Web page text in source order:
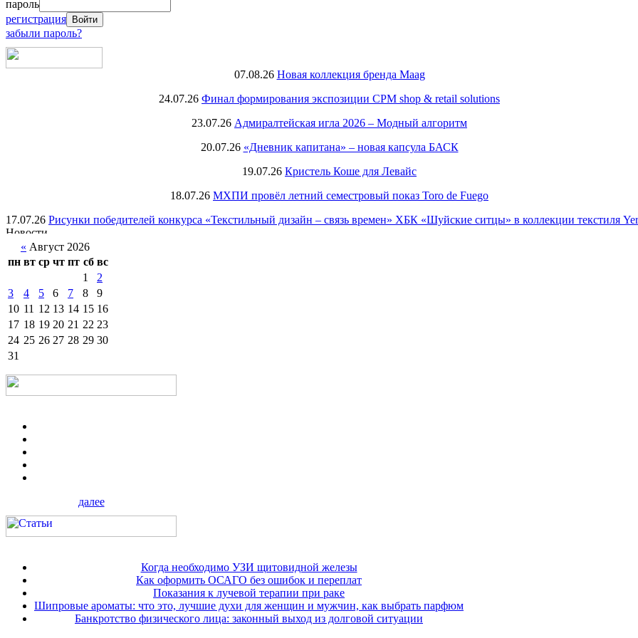
пароль
регистрация
забыли пароль?
07.08.26 Новая коллекция бренда Maag
24.07.26 Финал формирования экспозиции CPM shop & retail solutions
23.07.26 Адмиралтейская игла 2026 – Модный алгоритм
20.07.26 «Дневник капитана» – новая капсула БАСК
19.07.26 Кристель Коше для Левайс
18.07.26 МХПИ провёл летний семестровый показ Toro de Fuego
17.07.26 Рисунки победителей конкурса «Текстильный дизайн – связь времен» ХБК «Шуйские ситцы» в коллекции текстиля
« Август 2026
пн вт ср чт пт сб вс
1
2
3
4 5 6 7 8
9
10 11 12 13 14 15 16
17 18 19 20 21 22 23
24 25 26 27 28 29 30
31
далее
Когда необходимо УЗИ щитовидной железы
Как оформить ОСАГО без ошибок и переплат
Показания к лучевой терапии при раке
Шипровые ароматы: что это, лучшие духи для женщин и мужчин, как выбрать парфюм
Банкротство физического лица: законный выход из долговой ситуации